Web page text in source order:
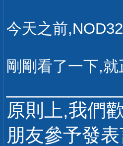
今天之前
剛剛看了一下,
原則上,我們
朋友參予發